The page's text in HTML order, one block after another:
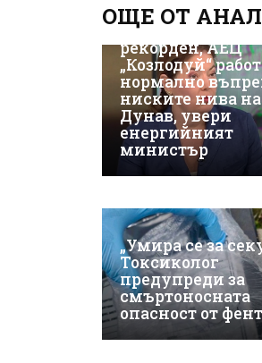
ОЩЕ ОТ
Износът на ток е
рекорден, АЕЦ
„Козлодуй“
нормално
ниските нива на
Дунав, увери
енергийният
министър
„Умира се за
Токсиколог
предупреди за
смъртоносната
опасност от